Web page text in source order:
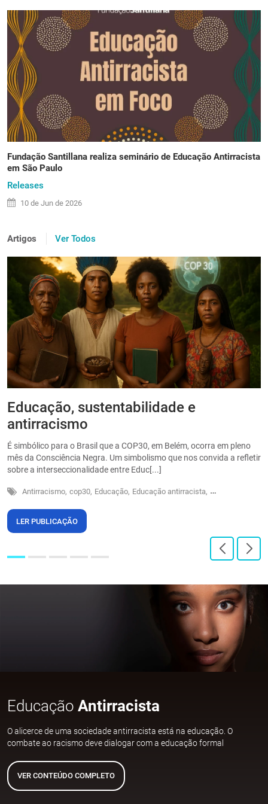
Fundação Santillana realiza seminário de Educação Antirracista
em São Paulo
Releases
10 de Jun de 2026
Artigos Ver Todos
Educação, sustentabilidade e
antirracismo
É simbólico para o Brasil que a COP30, em Belém, ocorra em pleno
mês da Consciência Negra. Um simbolismo que nos convida a refletir
sobre a interseccionalidade entre Educ[...]
Antirracismo, cop30, Educação, Educação antirracista, Sustentabilidade
LER PUBLICAÇÃO
Educação Antirracista
O alicerce de uma sociedade antirracista está na educação. O
combate ao racismo deve dialogar com a educação formal
VER CONTEÚDO COMPLETO